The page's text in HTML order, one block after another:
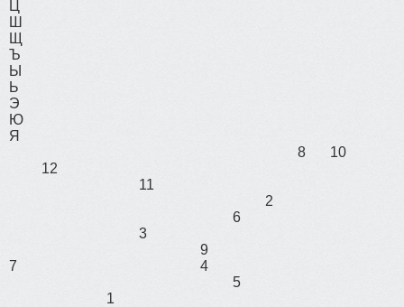
Ц
Ш
Щ
Ъ
Ы
Ь
Э
Ю
Я
8
10
12
11
2
6
3
9
7
4
5
1